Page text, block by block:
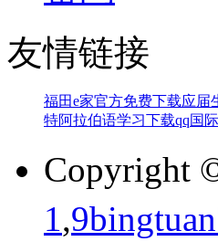
友情链接
福田e家官方免费下载应届
特阿拉伯语学习下载qq国
Copyright
1,